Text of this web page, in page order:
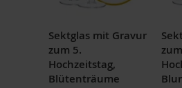
Sektglas mit Gravur
zum 5.
Hochzeitstag,
Blütenträume